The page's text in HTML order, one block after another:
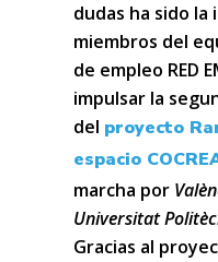
dudas ha sido la
miembros del
de empleo RED
impulsar la
del proyecto
espacio
marcha por
Universitat
Gracias al